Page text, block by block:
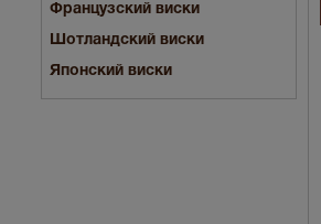
Французский виски
Шотландский виски
Японский виски